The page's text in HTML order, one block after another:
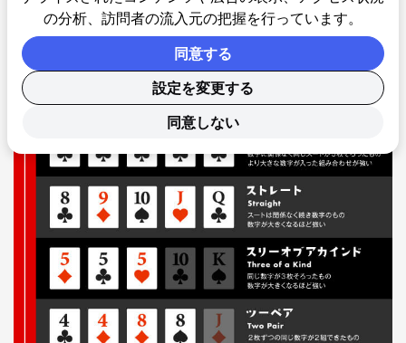
の分析、訪問者の流入元の把握を行っています。
設定を変更する
同意しない
同意する